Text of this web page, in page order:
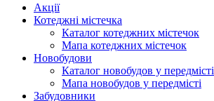
Акції
Котеджні містечка
Каталог котеджних містечок
Мапа котеджних містечок
Новобудови
Каталог новобудов у передмісті
Мапа новобудов у передмісті
Забудовники